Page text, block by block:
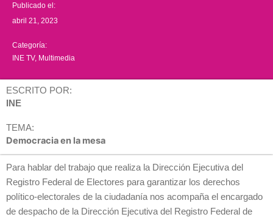
Publicado el:
abril 21, 2023
Categoría:
INE TV, Multimedia
ESCRITO POR:
INE
TEMA:
Democracia en la mesa
Para hablar del trabajo que realiza la Dirección Ejecutiva del
Registro Federal de Electores para garantizar los derechos
político-electorales de la ciudadanía nos acompaña el encargado
de despacho de la Dirección Ejecutiva del Registro Federal de